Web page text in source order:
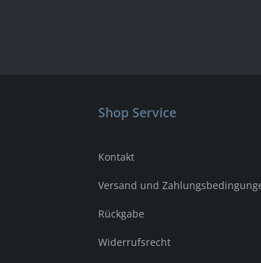
Shop Service
Kontakt
Versand und
Rückgabe
Widerrufsrecht